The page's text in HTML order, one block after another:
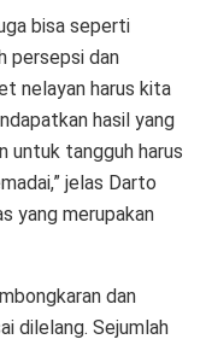
bisa seperti
persepsi dan
nelayan harus kita
hasil yang
untuk tangguh harus
jelas Darto
yang merupakan
dan
dilelang. Sejumlah